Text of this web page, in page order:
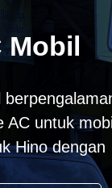
AC untuk
Hino dengan